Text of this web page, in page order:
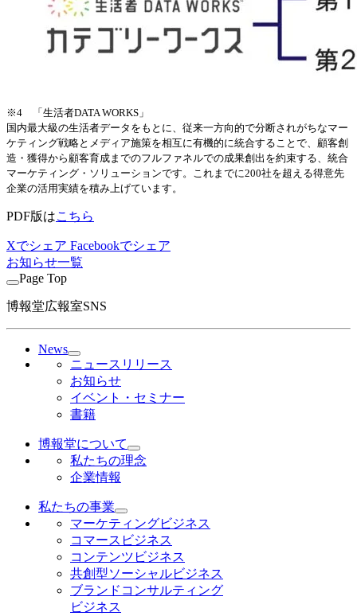
※4 「生活者DATA WORKS」
国内最大級の生活者データをもとに、従来一方向的で分断されがちなマー
ケティング戦略とメディア施策を相互に有機的に統合することで、顧客創
造・獲得から顧客育成までのフルファネルでの成果創出を約束する、統合
マーケティング・ソリューションです。これまでに200社を超える得意先
企業の活用実績を積み上げています。
PDF版はこちら
Xでシェア Facebookでシェア
お知らせ一覧
Page Top
博報堂広報室SNS
News
ニュースリリース
お知らせ
イベント・セミナー
書籍
博報堂について
私たちの理念
企業情報
私たちの事業
マーケティングビジネス
コマースビジネス
コンテンツビジネス
共創型ソーシャルビジネス
ブランドコンサルティング
ビジネス